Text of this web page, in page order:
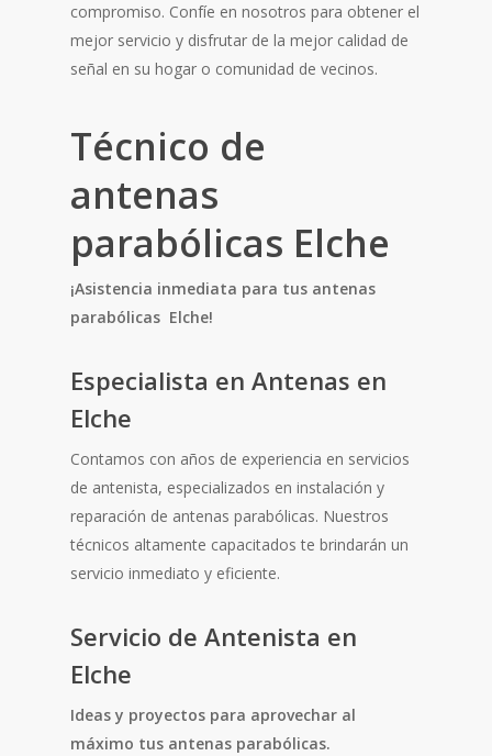
compromiso. Confíe en nosotros para obtener el
mejor servicio y disfrutar de la mejor calidad de
señal en su hogar o comunidad de vecinos.
Técnico de
antenas
parabólicas Elche
¡Asistencia inmediata para tus antenas
parabólicas Elche!
Especialista en Antenas en
Elche
Contamos con años de experiencia en servicios
de antenista, especializados en instalación y
reparación de antenas parabólicas. Nuestros
técnicos altamente capacitados te brindarán un
servicio inmediato y eficiente.
Servicio de Antenista en
Elche
Ideas y proyectos para aprovechar al
máximo tus antenas parabólicas.